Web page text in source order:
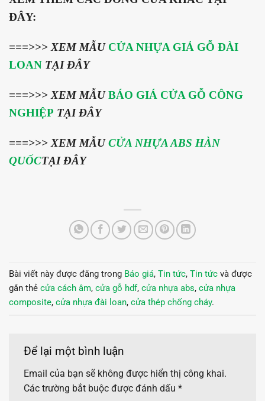
ĐÂY:
===>>> XEM MẪUCỬA NHỰA GIẢ GỖ ĐÀI
LOAN TẠI ĐÂY
===>>> XEM MẪU BÁO GIÁ CỬA GỖ CÔNG
NGHIỆP TẠI ĐÂY
===>>> XEM MẪUCỬA NHỰA ABS HÀN
QUỐCTẠI ĐÂY
Bài viết này được đăng trong Báo giá, Tin tức, Tin tức và được
gắn thẻ cửa cách âm, cửa gỗ hdf, cửa nhựa abs, cửa nhựa
composite, cửa nhựa đài loan, cửa thép chống cháy.
Để lại một bình luận
Email của bạn sẽ không được hiển thị công khai.
Các trường bắt buộc được đánh dấu *